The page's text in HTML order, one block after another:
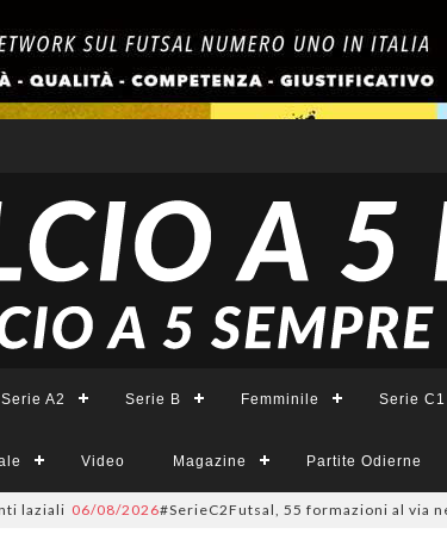
Serie A2 Serie B Femminile Serie C1
Video Magazine Partite Odierne
06/08/2026#SerieC2Futsal, 55 formazioni al via nel